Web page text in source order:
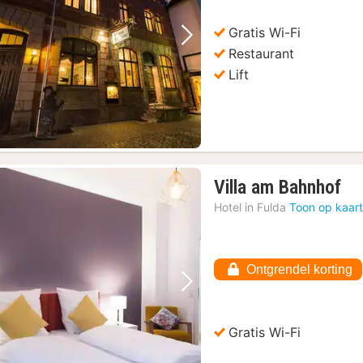
Vorige foto Volgende foto
Gratis Wi-Fi
Restaurant
Lift
Vorige foto Volgende foto
Villa am Bahnhof1
Hotel in Fulda Toon op kaart
Ontgrendel korting
Gratis Wi-Fi